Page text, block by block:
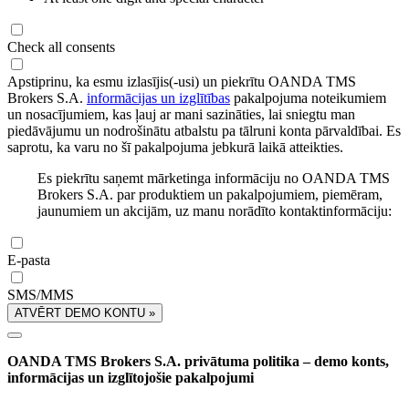
Check all consents
Apstiprinu, ka esmu izlasījis(-usi) un piekrītu OANDA TMS
Brokers S.A. informācijas un izglītības pakalpojuma noteikumiem
un nosacījumiem, kas ļauj ar mani sazināties, lai sniegtu man
piedāvājumu un nodrošinātu atbalstu pa tālruni konta pārvaldībai. Es
saprotu, ka varu no šī pakalpojuma jebkurā laikā atteikties.
Es piekrītu saņemt mārketinga informāciju no OANDA TMS
Brokers S.A. par produktiem un pakalpojumiem, piemēram,
jaunumiem un akcijām, uz manu norādīto kontaktinformāciju:
E-pasta
SMS/MMS
ATVĒRT DEMO KONTU »
OANDA TMS Brokers S.A. privātuma politika – demo konts,
informācijas un izglītojošie pakalpojumi